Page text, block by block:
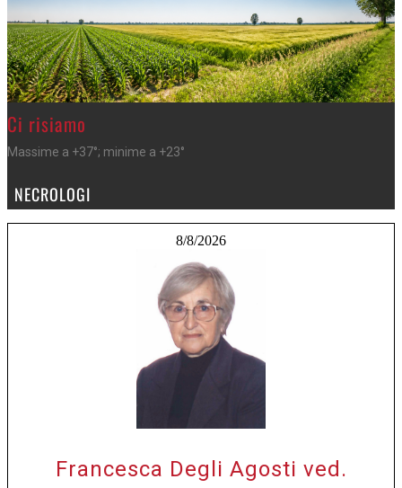
>
Ci risiamo
Massime a +37°; minime a +23°
NECROLOGI
8/8/2026
Francesca Degli Agosti ved.